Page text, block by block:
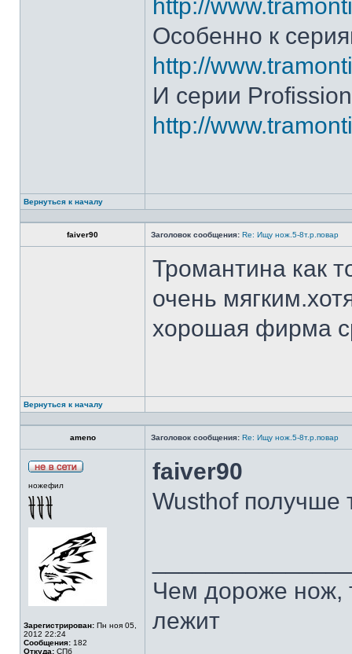
http://
Особенно к
http://
И серии
http://
Вернуться к началу
faiver90 Заголовок сообщения: Re: Ищу нож.5-8т.р.повар
Тромантина как
очень
хорошая фирма
Вернуться к началу
ameno Заголовок сообщения: Re: Ищу нож.5-8т.р.повар
ножефил
Зарегистрирован: Пн ноя 05,
2012 22:24
Сообщения: 182
Откуда: СПб
faiver90
Wusthof получше
Чем дороже нож,
лежит